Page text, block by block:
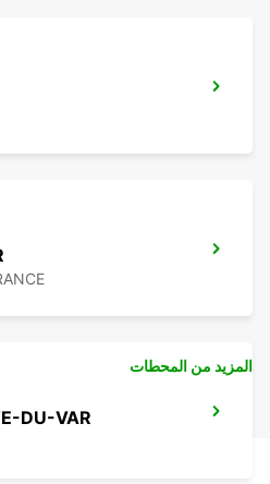
DU-VAR
المزيد من المحطات